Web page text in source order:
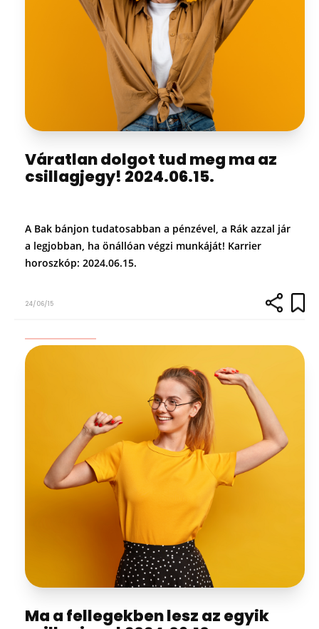
Váratlan dolgot tud meg ma az
csillagjegy! 2024.06.15.
A Bak bánjon tudatosabban a pénzével, a Rák azzal jár
a legjobban, ha önállóan végzi munkáját! Karrier
horoszkóp: 2024.06.15.
24/06/15
Ma a fellegekben lesz az egyik